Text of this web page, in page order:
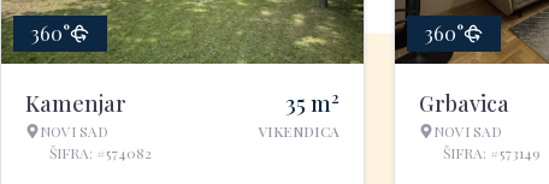
360°
Kamenjar
NOVI SAD
ŠIFRA: #574082
35 m2
VIKENDICA
360°
Grbavica
NOVI SAD
ŠIFRA: #573149